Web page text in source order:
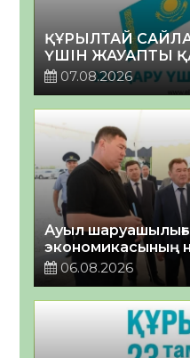
ҚҰРЫЛТАЙ
ҮШІН ЖАУАПТЫ
07.08.2026
Ауыл шаруашылығы
экономикасының
06.08.2026